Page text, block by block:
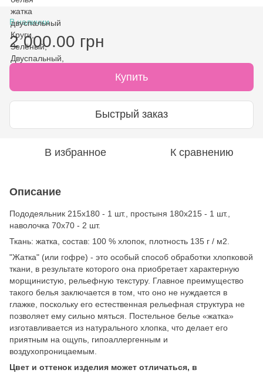
В наличии
2 000.00 грн
Купить
Быстрый заказ
В избранное К сравнению
Описание
Пододеяльник 215х180 - 1 шт., простыня 180х215 - 1 шт.,
наволочка 70х70 - 2 шт.
Ткань: жатка, состав: 100 % хлопок, плотность 135 г / м2.
"Жатка" (или гофре) - это особый способ обработки хлопковой
ткани, в результате которого она приобретает характерную
морщинистую, рельефную текстуру. Главное преимущество
такого белья заключается в том, что оно не нуждается в
глажке, поскольку его естественная рельефная структура не
позволяет ему сильно мяться. Постельное белье «жатка»
изготавливается из натурального хлопка, что делает его
приятным на ощупь, гипоаллергенным и
воздухопроницаемым.
Цвет и оттенок изделия может отличаться, в